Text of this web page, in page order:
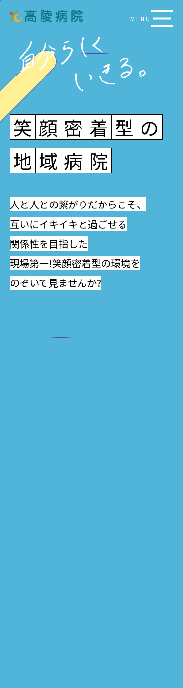
MENU
笑 顔 密 着 型 の
地 域 病 院
人と人との繋がりだからこそ、
互いにイキイキと過ごせる
関係性を目指した
現場第一!笑顔密着型の環境を
のぞいて見ませんか?